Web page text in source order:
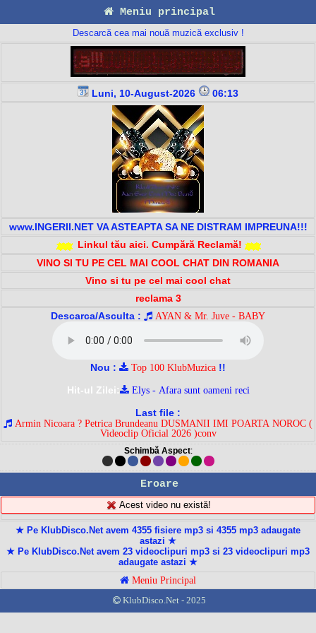
Meniu principal
Descarcă cea mai nouă muzică exclusiv !
Luni, 10-August-2026 06:13
www.INGERII.NET VA ASTEAPTA SA NE DISTRAM IMPREUNA!!!
Linkul tău aici. Cumpără Reclamă!
VINO SI TU PE CEL MAI COOL CHAT DIN ROMANIA
Vino si tu pe cel mai cool chat
reclama 3
Descarca/Asculta :
AYAN & Mr. Juve - BABY
Nou : Top 100 KlubMuzica !!
Hit-ul Zilei:
Elys - Afara sunt oameni reci
Last file :
Armin Nicoara ? Petrica Brundeanu DUSMANII IMI POARTA NOROC (
Videoclip Oficial 2026 )conv
Schimbă Aspect:
Eroare
Acest video nu există!
★ Pe KlubDisco.Net avem 4355 fisiere mp3 si 4355 mp3 adaugate
astazi ★
★ Pe KlubDisco.Net avem 23 videoclipuri mp3 si 23 videoclipuri mp3
adaugate astazi ★
Meniu Principal
KlubDisco.Net - 2025